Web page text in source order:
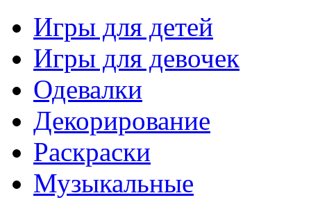
Игры для детей
Игры для девочек
Одевалки
Декорирование
Раскраски
Музыкальные